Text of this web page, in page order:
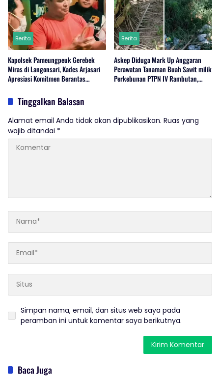
Berita
Kapolsek Pameungpeuk Gerebek
Miras di Langonsari, Kades Arjasari
Apresiasi Komitmen Berantas
Berita
Askep Diduga Mark Up Anggaran
Perawatan Tanaman Buah Sawit milik
Perkebunan PTPN IV Rambutan,
Tinggalkan Balasan
Alamat email Anda tidak akan dipublikasikan. Ruas yang
wajib ditandai *
Simpan nama, email, dan situs web saya pada
peramban ini untuk komentar saya berikutnya.
Baca Juga